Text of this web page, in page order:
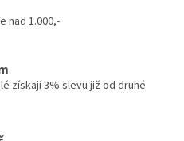
nad 1.000,-
získají 3% slevu již od druhé